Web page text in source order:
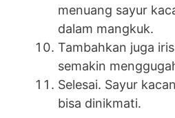
menuang sayur
dalam mangkuk.
Tambahkan juga
semakin
Selesai. Sayur
bisa dinikmati.